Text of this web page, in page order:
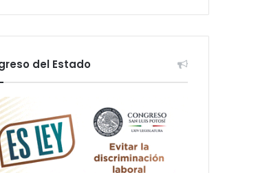
del Estado